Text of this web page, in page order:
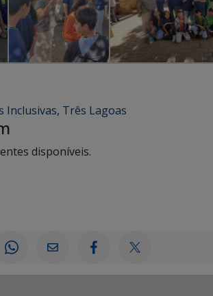
Inclusivas, Três Lagoas
disponíveis.